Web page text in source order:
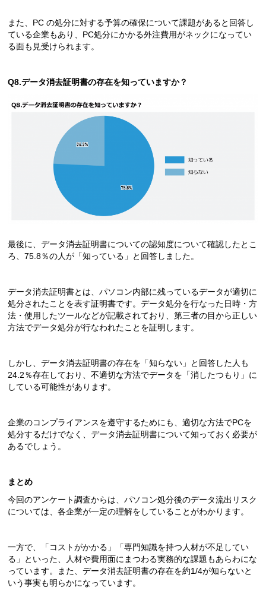
また、PC の処分に対する予算の確保について課題があると回答し
ている企業もあり、PC処分にかかる外注費用がネックになってい
る面も見受けられます。
Q8.データ消去証明書の存在を知っていますか？
最後に、データ消去証明書についての認知度について確認したとこ
ろ、75.8％の人が「知っている」と回答しました。
データ消去証明書とは、パソコン内部に残っているデータが適切に
処分されたことを表す証明書です。データ処分を行なった日時・方
法・使用したツールなどが記載されており、第三者の目から正しい
方法でデータ処分が行なわれたことを証明します。
しかし、データ消去証明書の存在を「知らない」と回答した人も
24.2％存在しており、不適切な方法でデータを「消したつもり」に
している可能性があります。
企業のコンプライアンスを遵守するためにも、適切な方法でPCを
処分するだけでなく、データ消去証明書について知っておく必要が
あるでしょう。
まとめ
今回のアンケート調査からは、パソコン処分後のデータ流出リスク
については、各企業が一定の理解をしていることがわかります。
一方で、「コストがかかる」「専門知識を持つ人材が不足してい
る」といった、人材や費用面にまつわる実務的な課題もあらわにな
っています。また、データ消去証明書の存在を約1/4が知らないと
いう事実も明らかになっています。